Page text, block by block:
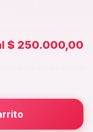
)
$ 250.000,00